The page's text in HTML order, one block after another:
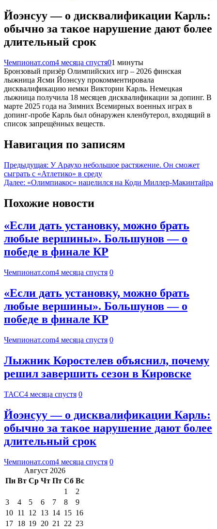
Йоэнсуу — о дисквалификации Карль:
обычно за такое нарушение дают более
длительный срок
Чемпионат.com4 месяца спустя01 минуты
Бронзовый призёр Олимпийских игр – 2026 финская
лыжница Ясми Йоэнсуу прокомментировала
дисквалификацию немки Виктории Карль. Немецкая
лыжница получила 18 месяцев дисквалификации за допинг. В
марте 2025 года на Зимних Всемирных военных играх в
допинг-пробе Карль был обнаружен кленбутерол, входящий в
список запрещённых веществ.
Навигация по записям
Предыдущая: У Араухо небольшое растяжение. Он сможет
сыграть с «Атлетико» в среду
Далее: «Олимпиакос» нацелился на Коди Миллер-Макинтайра
Похожие новости
«Если дать установку, можно брать
любые вершины». Большунов — о
победе в финале КР
Чемпионат.com4 месяца спустя 0
«Если дать установку, можно брать
любые вершины». Большунов — о
победе в финале КР
Чемпионат.com4 месяца спустя 0
Лыжник Коростелев объяснил, почему
решил завершить сезон в Кировске
ТАСС4 месяца спустя 0
Йоэнсуу — о дисквалификации Карль:
обычно за такое нарушение дают более
длительный срок
Чемпионат.com4 месяца спустя 0
Август 2026
Пн Вт Ср Чт Пт Сб Вс
1
2
3
4 5 6 7 8
9
10 11 12 13 14 15 16
17 18 19 20 21 22 23